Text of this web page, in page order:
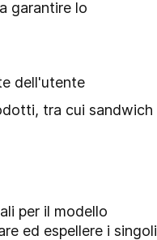
garantire lo
dell'utente
tra cui sandwich
per il modello
ed espellere i singoli